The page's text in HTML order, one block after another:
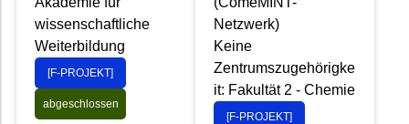
wissenschaftliche
Weiterbildung
[F-PROJEKT]
abgeschlossen
Netzwerk)
Keine
Zentrumszugehörigke
it: Fakultät 2 - Chemie
[F-PROJEKT]